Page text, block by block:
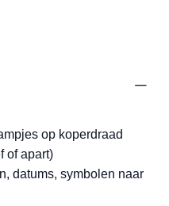
op koperdraad
of apart)
datums, symbolen naar